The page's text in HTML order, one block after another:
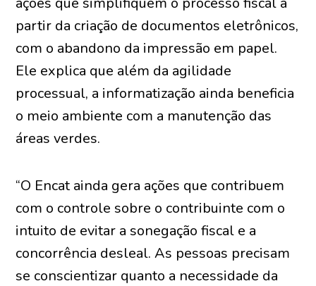
partir da criação de documentos eletrônicos,
com o abandono da impressão em papel.
Ele explica que além da agilidade
processual, a informatização ainda beneficia
o meio ambiente com a manutenção das
áreas verdes.
“O Encat ainda gera ações que contribuem
com o controle sobre o contribuinte com o
intuito de evitar a sonegação fiscal e a
concorrência desleal. As pessoas precisam
se conscientizar quanto a necessidade da